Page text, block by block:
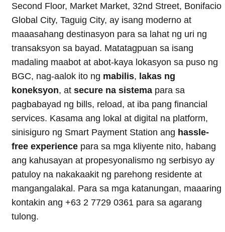
Second Floor, Market Market, 32nd Street, Bonifacio
Global City, Taguig City, ay isang moderno at
maaasahang destinasyon para sa lahat ng uri ng
transaksyon sa bayad. Matatagpuan sa isang
madaling maabot at abot-kaya lokasyon sa puso ng
BGC, nag-aalok ito ng mabilis, lakas ng
koneksyon, at secure na sistema para sa
pagbabayad ng bills, reload, at iba pang financial
services. Kasama ang lokal at digital na platform,
sinisiguro ng Smart Payment Station ang hassle-
free experience para sa mga kliyente nito, habang
ang kahusayan at propesyonalismo ng serbisyo ay
patuloy na nakakaakit ng parehong residente at
mangangalakal. Para sa mga katanungan, maaaring
kontakin ang +63 2 7729 0361 para sa agarang
tulong.